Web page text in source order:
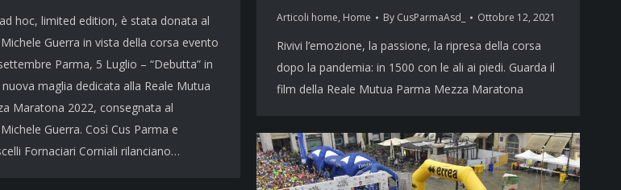
hoc, limited edition, è stata donata al
Guerra in vista della corsa evento
Parma, 5 Luglio – “Debutta” in
maglia dedicata alla Reale Mutua
Maratona 2022, consegnata al
Guerra. Così Cus Parma e
Fornaciari Corniali rilanciano…
Articoli home, Home By CusParmaAsd_ Ottobre 12, 2021
Rivivi l’emozione, la passione, la ripresa della corsa
dopo la pandemia: in 1500 con le ali ai piedi. Guarda il
film della Reale Mutua Parma Mezza Maratona